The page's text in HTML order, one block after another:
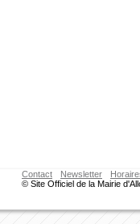
Contact Newsletter
© Site Officiel de la Mairie